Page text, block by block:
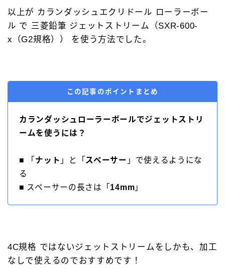
以上が カランダッシュエクリドール ローラーボー
ル で 三菱鉛筆 ジェットストリーム（SXR-600-
x（G2規格）） を使う方法でした。
この記事のポイントまとめ
カランダッシュローラーボールでジェットストリ
ームを使うには？
■ 「 ナット 」と「 スペーサー 」で使えるようにな
る
■ スペーサーの長さは「 14mm 」
4C規格 ではないジェットストリームをしかも、加工
なしで使えるのでおすすめです！